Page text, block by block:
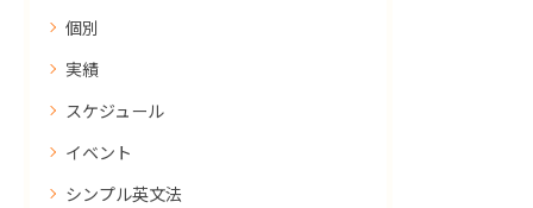
個別
実績
スケジュール
イベント
シンプル英文法